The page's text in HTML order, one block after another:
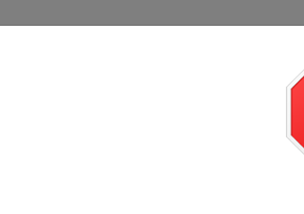
DA DEFESA STF ALTERA